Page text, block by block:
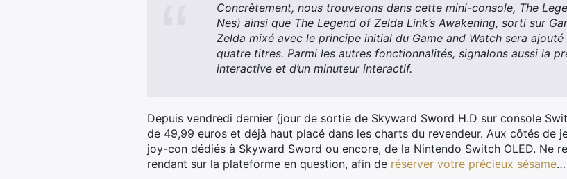
Concrètement, nous trouverons dans cette mini-console, The
Nes) ainsi que The Legend of Zelda Link’s Awakening, sorti sur
Zelda mixé avec le principe initial du Game and Watch sera
quatre titres. Parmi les autres fonctionnalités, signalons aussi la
interactive et d’un minuteur interactif.
Depuis vendredi dernier (jour de sortie de Skyward Sword H.D sur console
de 49,99 euros et déjà haut placé dans les charts du revendeur. Aux côtés de
joy-con dédiés à Skyward Sword ou encore, de la Nintendo Switch OLED. Ne
rendant sur la plateforme en question, afin de réserver votre précieux sésame…